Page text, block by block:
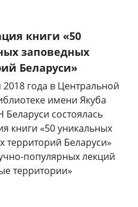
книги «50
заповедных
Беларуси»
года в Центральной
имени Якуба
Беларуси состоялась
книги «50 уникальных
территорий Беларуси»
популярных лекций
территории»